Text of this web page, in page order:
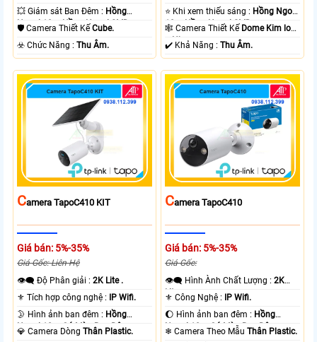
💥 Giám sát Ban Đêm : Hồng
Ngoại 10m Hồng Ngoại SMD.
🛡 Camera Thiết KếCube.
️☣️ Chức Năng :Thu Âm.
⭐ Khi xem thiếu sáng : Hồng Ngoại
10m Hồng Ngoại SMD.
🕸️ Camera Thiết Kế Dome Kim loại
+ Nhựa.
️✔️ Khả Năng :Thu Âm.
CAmera TapoC410 KIT
Giá bán: 5%-35%
Giá Gốc: Liên Hệ
👁️‍🗨 Độ Phân giải :2K Lite .
⚜️ Tích hợp công nghệ : IP Wifi.
🌛 Hình ảnh ban đêm : Hồng
Ngoại 10m Có Màu Ban Ðêm.
💎 Camera DòngThân Plastic.
CAmera TapoC410
Giá bán: 5%-35%
Giá Gốc:
👁️‍🗨 Hình Ành Chất Lượng :2K
Lite .
⚜️ Công Nghệ : IP Wifi.
🌔 Hình ảnh ban đêm : Hồng
Ngoại 10m Có Màu Ban Ðêm.
❄ Camera Theo MẫuThân Plastic.